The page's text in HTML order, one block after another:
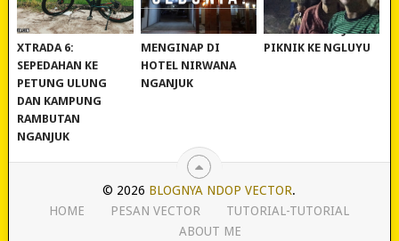
REVIEW POLYGON
XTRADA 6:
SEPEDAHAN KE
PETUNG ULUNG
DAN KAMPUNG
RAMBUTAN
NGANJUK
MURAH BANGET!
MENGINAP DI
HOTEL NIRWANA
NGANJUK
WISATA NGANJUK:
PIKNIK KE NGLUYU
© 2026 BLOGNYA NDOP VECTOR.
HOME
PESAN VECTOR
TUTORIAL-TUTORIAL
ABOUT ME